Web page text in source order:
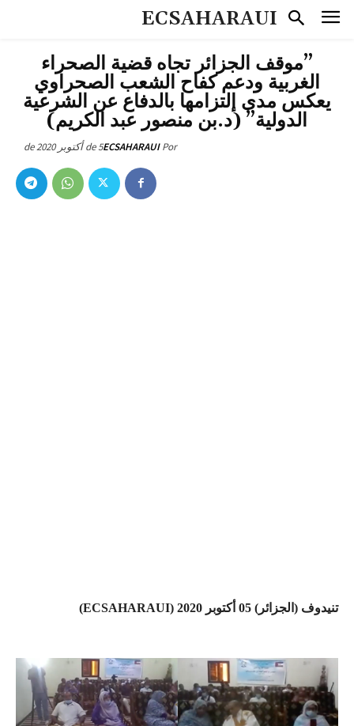
ECSAHARAUI
”موقف الجزائر تجاه قضية الصحراء
الغربية ودعم كفاح الشعب الصحراوي
يعكس مدى إلتزامها بالدفاع عن الشرعية
الدولية” (د.بن منصور عبد الكريم)
Por
ECSAHARAUI5 de أكتوبر de 2020
تنيدوف (الجزائر) 05 أكتوبر 2020 (ECSAHARAUI)